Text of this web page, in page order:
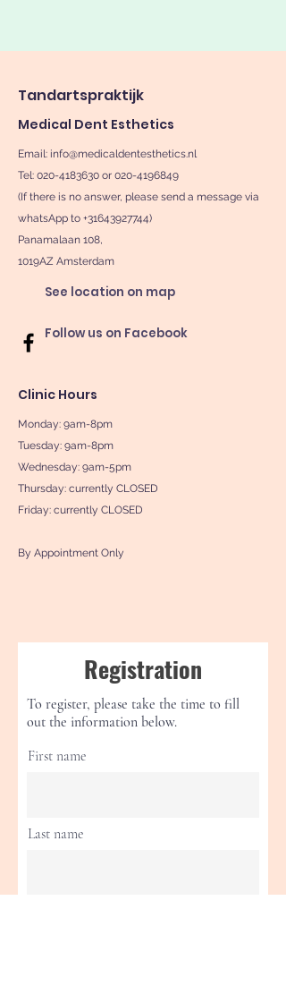
Tandartspraktijk
Medical Dent Esthetics
Email: info@medicaldentesthetics.nl
Tel: 020-4183630 or 020-4196849
(If there is no answer, please send a message via
whatsApp to +31643927744)
Panamalaan 108,
1019AZ Amsterdam
See location on map
Follow us on Facebook
Clinic Hours
Monday: 9am-8pm
Tuesday: 9am-8pm
Wednesday: 9am-5pm
Thursday: currently CLOSED
Friday: currently CLOSED
By Appointment Only
Registration
To register, please take the time to fill
out the information below.
First name
Last name